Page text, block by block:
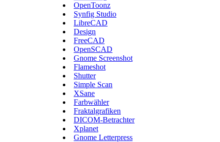
OpenToonz
Synfig Studio
LibreCAD
Design
FreeCAD
OpenSCAD
Gnome Screenshot
Flameshot
Shutter
Simple Scan
XSane
Farbwähler
Fraktalgrafiken
DICOM-Betrachter
Xplanet
Gnome Letterpress